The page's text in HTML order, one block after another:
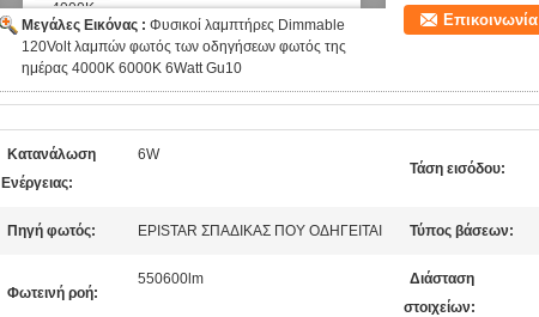
Μεγάλες Εικόνας : Φυσικοί λαμπτήρες Dimmable
120Volt λαμπών φωτός των οδηγήσεων φωτός της
ημέρας 4000K 6000K 6Watt Gu10
Επικοινωνία
Κατανάλωση
Ενέργειας:
6W
Τάση εισόδου:
Πηγή φωτός: EPISTAR ΣΠΑΔΙΚΑΣ ΠΟΥ ΟΔΗΓΕΙΤΑΙ Τύπος βάσεων:
Φωτεινή ροή:
550600lm
Διάσταση
στοιχείων: